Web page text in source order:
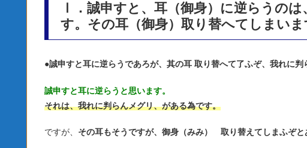
Ⅰ．誠申すと、耳（御身）に逆らうの
す。その耳（御身）取り替へてしまいま
●誠申すと耳に逆らうであろが、其の耳 取り替へて了ふぞ、我れに判
誠申すと耳に逆らうと思います。
それは、我れに判らんメグリ、がある為です。
ですが、 その耳もそうですが、御身（みみ） 取り替えてしまふぞと